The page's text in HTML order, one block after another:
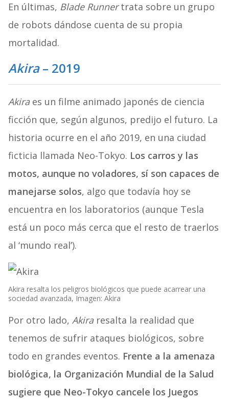
En últimas, Blade Runnertrata sobre un grupo
de robots dándose cuenta de su propia
mortalidad.
Akira– 2019
Akiraes un filme animado japonés de ciencia
ficción que, según algunos, predijo el futuro. La
historia ocurre en el año 2019, en una ciudad
ficticia llamada Neo-Tokyo. Los carros y las
motos, aunque no voladores, sí son capaces de
manejarse solos, algo que todavía hoy se
encuentra en los laboratorios (aunque Tesla
está un poco más cerca que el resto de traerlos
al ‘mundo real’).
Akira resalta los peligros biológicos que puede acarrear una
sociedad avanzada, Imagen: Akira
Por otro lado, Akiraresalta la realidad que
tenemos de sufrir ataques biológicos, sobre
todo en grandes eventos. Frente a la amenaza
biológica, la Organización Mundial de la Salud
sugiere que Neo-Tokyo cancele los Juegos